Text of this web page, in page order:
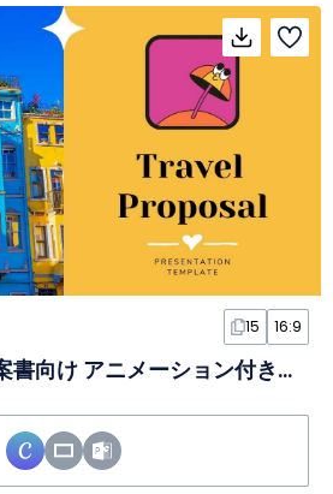
15 16:9
旅行パッケージ提案書向け アニメーション付きクリエイティブスライド